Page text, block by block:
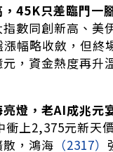
45K只差臨門一腳
數同創新高、
幅略收斂，但
，資金熱度再升
燈，老AI成兆元
衝上2,375元新天
，鴻海 （2317）